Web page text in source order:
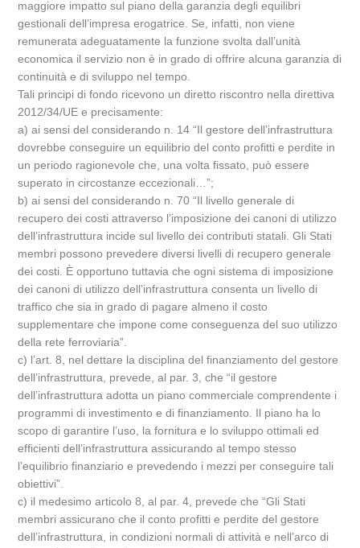
maggiore impatto sul piano della garanzia degli equilibri
gestionali dell’impresa erogatrice. Se, infatti, non viene
remunerata adeguatamente la funzione svolta dall’unità
economica il servizio non è in grado di offrire alcuna garanzia di
continuità e di sviluppo nel tempo.
Tali principi di fondo ricevono un diretto riscontro nella direttiva
2012/34/UE e precisamente:
a) ai sensi del considerando n. 14 “Il gestore dell’infrastruttura
dovrebbe conseguire un equilibrio del conto profitti e perdite in
un periodo ragionevole che, una volta fissato, può essere
superato in circostanze eccezionali…”;
b) ai sensi del considerando n. 70 “Il livello generale di
recupero dei costi attraverso l’imposizione dei canoni di utilizzo
dell’infrastruttura incide sul livello dei contributi statali. Gli Stati
membri possono prevedere diversi livelli di recupero generale
dei costi. È opportuno tuttavia che ogni sistema di imposizione
dei canoni di utilizzo dell’infrastruttura consenta un livello di
traffico che sia in grado di pagare almeno il costo
supplementare che impone come conseguenza del suo utilizzo
della rete ferroviaria”.
c) l’art. 8, nel dettare la disciplina del finanziamento del gestore
dell’infrastruttura, prevede, al par. 3, che “il gestore
dell’infrastruttura adotta un piano commerciale comprendente i
programmi di investimento e di finanziamento. Il piano ha lo
scopo di garantire l’uso, la fornitura e lo sviluppo ottimali ed
efficienti dell’infrastruttura assicurando al tempo stesso
l’equilibrio finanziario e prevedendo i mezzi per conseguire tali
obiettivi”.
c) il medesimo articolo 8, al par. 4, prevede che “Gli Stati
membri assicurano che il conto profitti e perdite del gestore
dell’infrastruttura, in condizioni normali di attività e nell’arco di